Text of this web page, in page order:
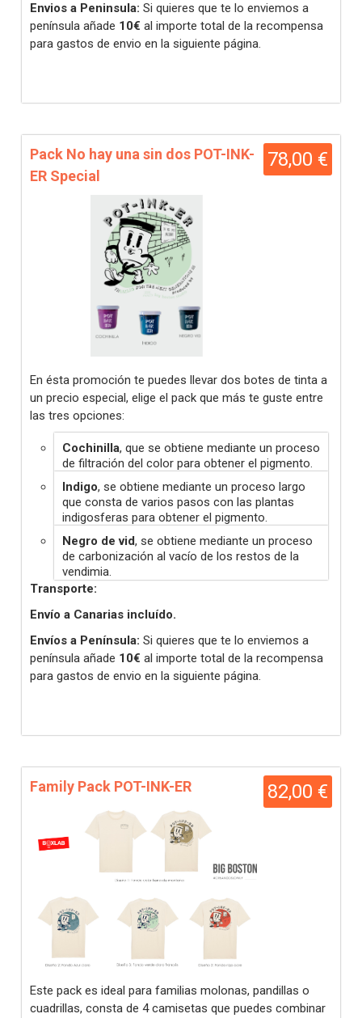
Envios a Peninsula: Si quieres que te lo enviemos a
península añade 10€ al importe total de la recompensa
para gastos de envio en la siguiente página.
78,00 €
Pack No hay una sin dos POT-INK-
ER Special
En ésta promoción te puedes llevar dos botes de tinta a
un precio especial, elige el pack que más te guste entre
las tres opciones:
Cochinilla, que se obtiene mediante un proceso
de filtración del color para obtener el pigmento.
Indigo, se obtiene mediante un proceso largo
que consta de varios pasos con las plantas
indigosferas para obtener el pigmento.
Negro de vid, se obtiene mediante un proceso
de carbonización al vacío de los restos de la
vendimia.
Transporte:
Envío a Canarias incluído.
Envíos a Península: Si quieres que te lo enviemos a
península añade 10€ al importe total de la recompensa
para gastos de envio en la siguiente página.
82,00 €
Family Pack POT-INK-ER
Este pack es ideal para familias molonas, pandillas o
cuadrillas, consta de 4 camisetas que puedes combinar